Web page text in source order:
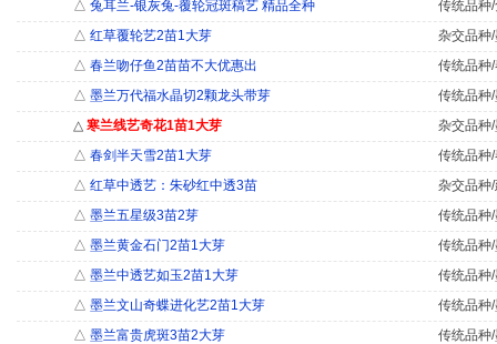
△ 兔耳兰-银灰兔-覆轮冠斑稿艺 精品全种
传统品种
△ 红草覆轮艺2苗1大芽
杂交品种
△ 春兰吻仔鱼2苗苗不大优惠出
传统品种
△ 墨兰万代福水晶切2颗龙头带芽
传统品种
△ 寒兰线艺奇花1苗1大芽
杂交品种
△ 春剑半天雪2苗1大芽
传统品种
△ 红草中透艺：朱砂红中透3苗
杂交品种
△ 墨兰五星级3苗2芽
传统品种
△ 墨兰黄金石门2苗1大芽
传统品种
△ 墨兰中透艺如玉2苗1大芽
传统品种
△ 墨兰文山奇蝶进化艺2苗1大芽
传统品种
△ 墨兰富贵虎斑3苗2大芽
传统品种